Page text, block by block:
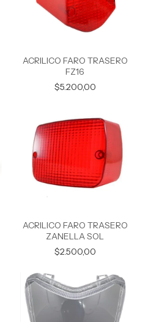
ACRILICO FARO TRASERO
FZ16
$5.200,00
ACRILICO FARO TRASERO
ZANELLA SOL
$2.500,00